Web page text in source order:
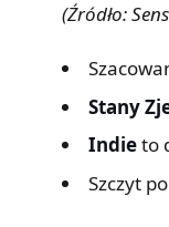
(Źródło:
Stany
Indieto
Szczyt